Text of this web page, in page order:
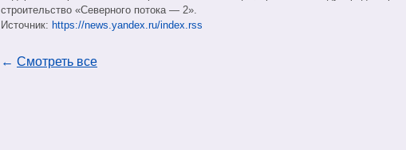
строительство «Северного потока — 2».
Источник: https://news.yandex.ru/index.rss
← Смотреть все